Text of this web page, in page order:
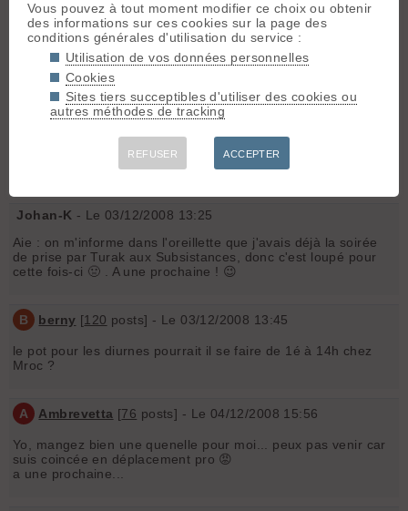
B bruno_G[431posts] - Le 02/12/2008 17:27
Faut les comprendre Pedro, ils en ont pas des apéros comme
ça à Grenoble... 😜
posts] - Le 03/12/2008 13:00
Johan-K - Le 03/12/2008 13:25
Aie : on m'informe dans l'oreillette que j'avais déjà la soirée
de prise par Turak aux Subsistances, donc c'est loupé pour
cette fois-ci 🤢 . A une prochaine ! 😉
B berny [120 posts] - Le 03/12/2008 13:45
le pot pour les diurnes pourrait il se faire de 1é à 14h chez
Mroc ?
A Ambrevetta [76 posts] - Le 04/12/2008 15:56
Yo, mangez bien une quenelle pour moi... peux pas venir car
suis coincée en déplacement pro 😡
a une prochaine...
Vous pouvez à tout moment modifier ce choix ou obtenir
des informations sur ces cookies sur la page des
conditions générales d'utilisation du service :
Utilisation de vos données personnelles
Cookies
Sites tiers succeptibles d'utiliser des cookies ou
autres méthodes de tracking
REFUSER ACCEPTER